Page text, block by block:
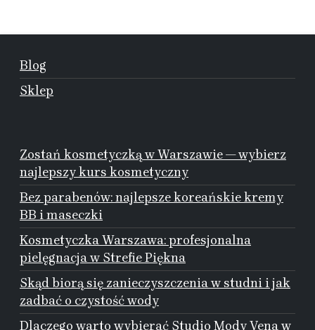
Blog
Sklep
Zostań kosmetyczką w Warszawie — wybierz
najlepszy kurs kosmetyczny
Bez parabenów: najlepsze koreańskie kremy
BB i maseczki
Kosmetyczka Warszawa: profesjonalna
pielęgnacja w Strefie Piękna
Skąd biorą się zanieczyszczenia w studni i jak
zadbać o czystość wody
Dlaczego warto wybierać Studio Mody Vena w